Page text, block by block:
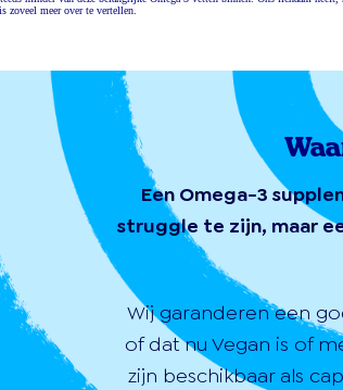
zoveel meer over te vertellen.
Een Omega-3
struggle te zijn, maar
Wij garanderen een
of dat nu Vegan is of
zijn beschikbaar als